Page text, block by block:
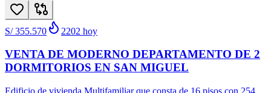
S/ 355.570 2202 hoy
VENTA DE MODERNO DEPARTAMENTO DE 2
DORMITORIOS EN SAN MIGUEL
Edificio de vivienda Multifamiliar que consta de 16 pisos con 254